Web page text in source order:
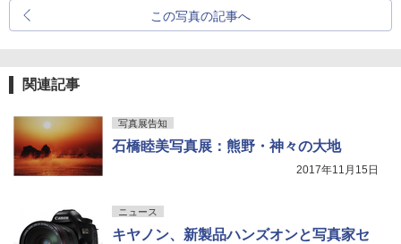
この写真の記事へ
関連記事
写真展告知
石橋睦美写真展：熊野・神々の大地
2017年11月15日
ニュース
キヤノン、新製品ハンズオンと写真家セ